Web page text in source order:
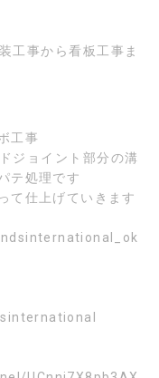
工事から看板工事ま
工事
ジョイント部分の溝
テ処理です
て仕上げていきます